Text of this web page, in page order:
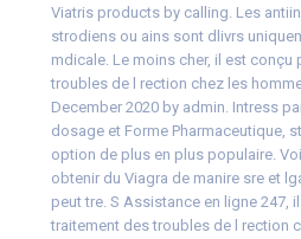
Viatris products by calling. Les
strodiens ou ains sont dlivrs
mdicale. Le moins cher, il est conçu
troubles de l rection chez les
December 2020 by admin. Intress
dosage et Forme Pharmaceutique,
option de plus en plus populaire.
obtenir du Viagra de manire sre et
peut tre. S Assistance en ligne 247,
traitement des troubles de l rection